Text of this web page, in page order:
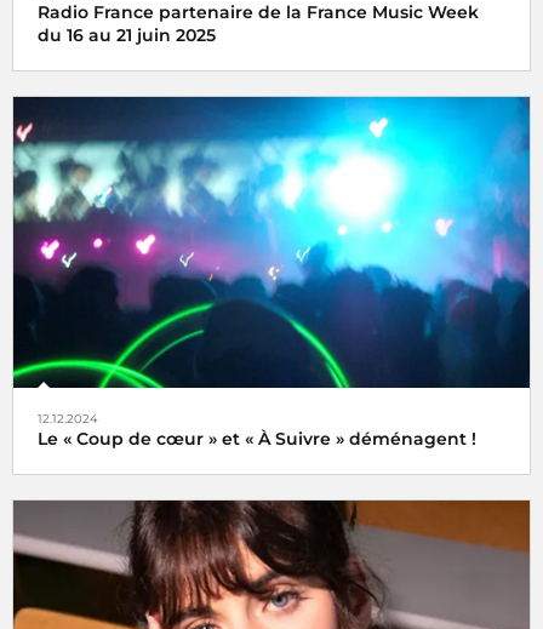
Radio France partenaire de la France Music Week
du 16 au 21 juin 2025
Une semaine internationale dédiée à la musique du 16 au
21 juin 2025
12.12.2024
Le « Coup de cœur » et « À Suivre » déménagent !
Tels des oiseaux migrateurs à partir du lundi 16 décembre
2024 retrouvez nos rubriquesCoup de cœur
non plus ici (sur radiofrance.com) mais là, à savoir sur la
plateforme